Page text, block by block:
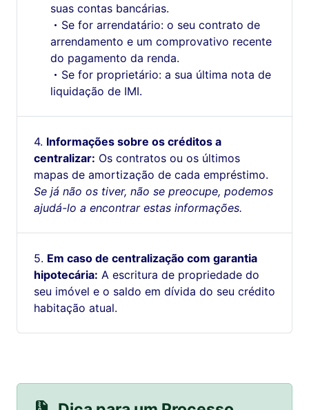
suas contas bancárias.
Se for arrendatário: o seu contrato de
arrendamento e um comprovativo recente
do pagamento da renda.
Se for proprietário: a sua última nota de
liquidação de IMI.
Informações sobre os créditos a
centralizar: Os contratos ou os últimos
mapas de amortização de cada empréstimo.
Se já não os tiver, não se preocupe, podemos
ajudá-lo a encontrar estas informações.
Em caso de centralização com garantia
hipotecária: A escritura de propriedade do
seu imóvel e o saldo em dívida do seu crédito
habitação atual.